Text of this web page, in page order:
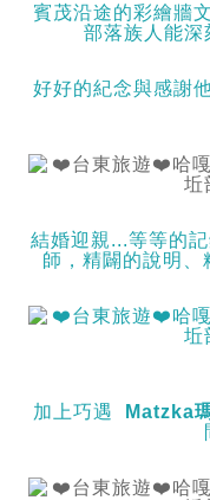
賓茂沿途的彩繪牆
部落族人能深
好好的紀念與感謝
結婚迎親...等等的
師，精闢的說明
加上巧遇 Matzka